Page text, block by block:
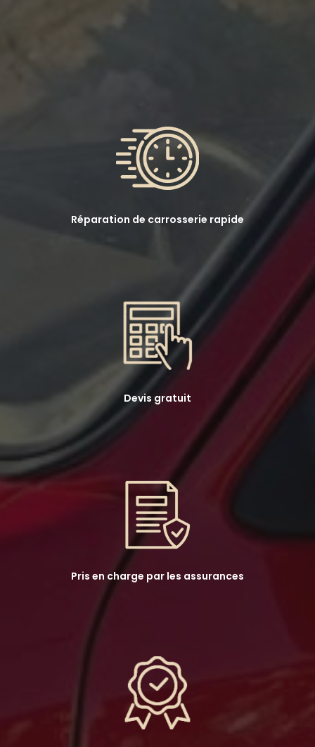
Réparation de carrosserie rapide
Devis gratuit
Pris en charge par les assurances